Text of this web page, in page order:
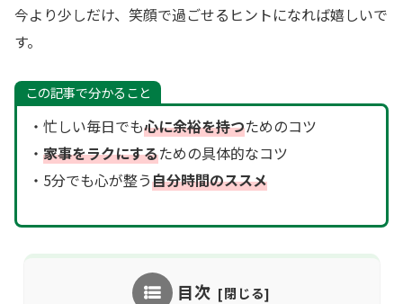
今より少しだけ、笑顔で過ごせるヒントになれば嬉しいで
す。
この記事で分かること
・忙しい毎日でも心に余裕を持つためのコツ
・ 家事をラクにするための具体的なコツ
・5分でも心が整う自分時間のススメ
目次